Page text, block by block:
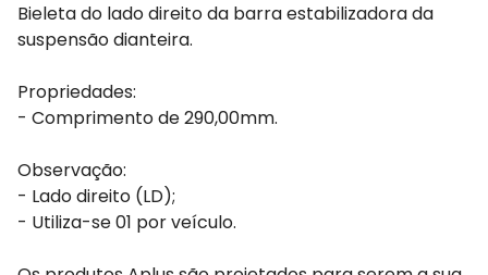
Bieleta do lado direito da barra estabilizadora da
suspensão dianteira.
Propriedades:
- Comprimento de 290,00mm.
Observação:
- Lado direito (LD);
- Utiliza-se 01 por veículo.